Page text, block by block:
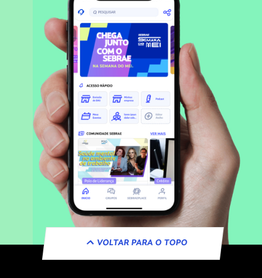
VOLTAR PARA O TOPO